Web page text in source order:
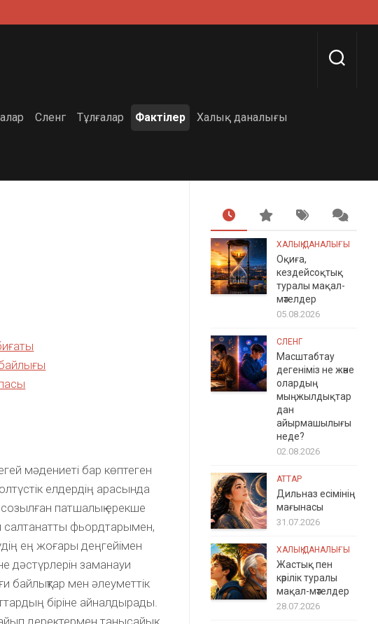
Сленг Тұлғалар Фактілер Халық даналығы
мәдениеті бар көптеген
елдердің арасында
патшалық ерекше
фьордтарымен,
ең жоғары деңгейімен
дәстүрлерін заманауи
байлықтар мен әлеуметтік
біріне айналдырады.
деректермен танысайық.
ХАЛЫҚ ДАНАЛЫҒЫ
Оқиға,
кездейсоқтық
туралы мақал-
мәтелдер
05.08.2026
СЛЕНГ
Масштабтау
дегеніміз не және
олардың
мыңжылдықтар
дан
айырмашылығы
неде?
02.08.2026
АТТАР
Дильназ есімінің
мағынасы
31.07.2026
ХАЛЫҚ ДАНАЛЫҒЫ
Жастық пен
кәрілік туралы
мақал-мәтелдер
28.07.2026